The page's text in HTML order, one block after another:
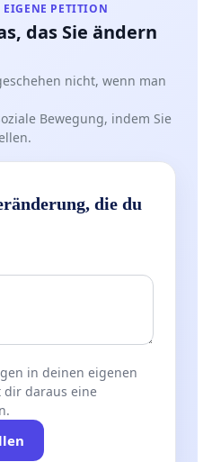
EIGENE PETITION
das Sie ändern
nicht, wenn man
Bewegung, indem Sie
die du
in deinen eigenen
dir daraus eine